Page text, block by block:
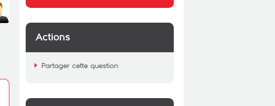
Actions
Partager cette question